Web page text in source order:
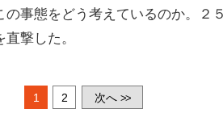
事態をどう考えているのか。２
撃した。
1 2 次へ >>